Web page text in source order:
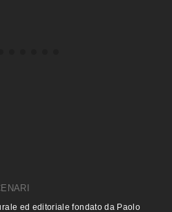
ed editoriale fondato da Paolo